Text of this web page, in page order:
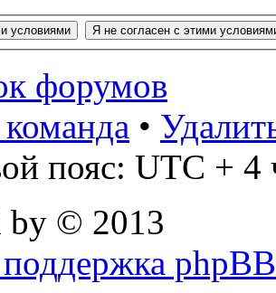
форумов
•
пояс: UTC + 4
by © 2013
поддержка phpBB